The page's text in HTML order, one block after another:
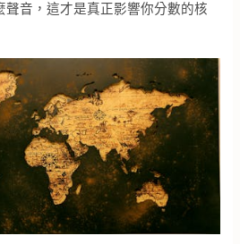
聲音，這才是真正影響你分數的核